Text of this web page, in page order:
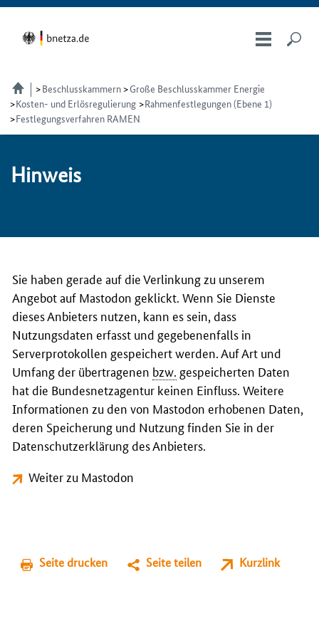
Beschlusskammern
Große Beschlusskammer Energie
Kosten- und Erlösregulierung
Rahmenfestlegungen (Ebene 1)
Festlegungsverfahren RAMEN
Hin­weis
Sie haben gerade auf die Verlinkung zu unserem
Angebot auf Mastodon geklickt. Wenn Sie Dienste
dieses Anbieters nutzen, kann es sein, dass
Nutzungsdaten erfasst und gegebenenfalls in
Serverprotokollen gespeichert werden. Auf Art und
Umfang der übertragenen bzw. gespeicherten Daten
hat die Bundesnetzagentur keinen Einfluss. Weitere
Informationen zu den von Mastodon erhobenen Daten,
deren Speicherung und Nutzung finden Sie in der
Datenschutzerklärung des Anbieters.
Weiter zu Mastodon
Seite drucken Seite teilen Kurzlink